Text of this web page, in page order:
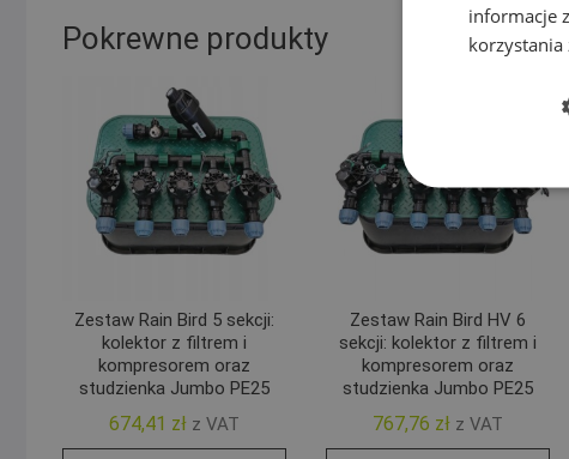
Pokrewne produkty
Zestaw Rain Bird 5 sekcji:
kolektor z filtrem i
kompresorem oraz
studzienka Jumbo PE25
674,41 zł z VAT
Zestaw Rain Bird HV 6
sekcji: kolektor z filtrem i
kompresorem oraz
studzienka Jumbo PE25
767,76 zł z VAT
informacje
korzystania